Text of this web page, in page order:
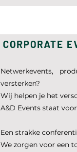
CORPORATE
Netwerkevents,
versterken?
Wij helpen je het
A&D Events staat
Een strakke
We zorgen voor een